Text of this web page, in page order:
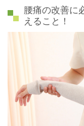
腰痛の改善に
えること！